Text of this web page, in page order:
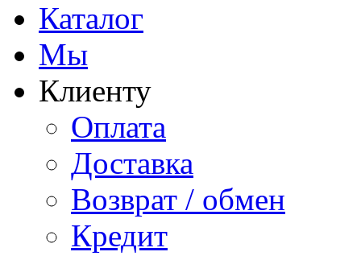
Каталог
Мы
Клиенту
Оплата
Доставка
Возврат / обмен
Кредит